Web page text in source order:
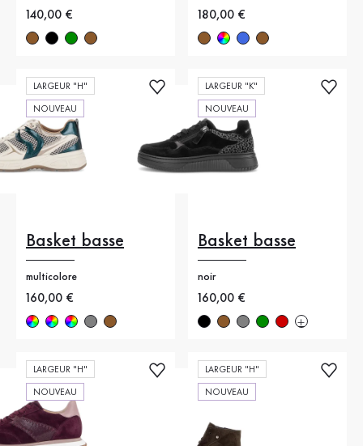
Nouveau prix
140,00 € Nouveau prix
180,00 €
LARGEUR "H"
NOUVEAU
Basket basse
multicolore
Nouveau prix
160,00 €
LARGEUR "K"
NOUVEAU
Basket basse
noir
Nouveau prix
160,00 €
LARGEUR "H"
NOUVEAU
LARGEUR "H"
NOUVEAU